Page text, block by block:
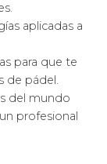
aplicadas a
para que te
de pádel.
del mundo
profesional